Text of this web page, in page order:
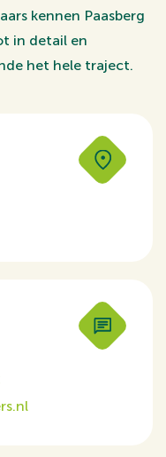
kennen Paasberg
in detail en
het hele traject.